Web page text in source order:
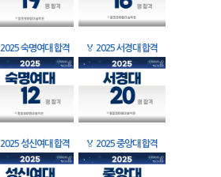
2025 숙명여대 합격 🏅 2025 서경대 합격
2025 성신여대 합격 🏅 2025 중앙대 합격